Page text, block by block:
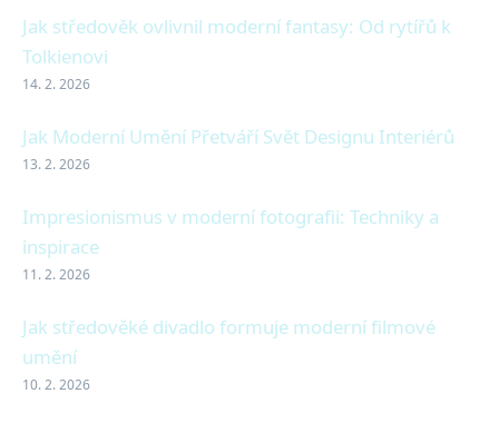
Jak středověk ovlivnil moderní fantasy: Od rytířů k
Tolkienovi
14. 2. 2026
Jak Moderní Umění Přetváří Svět Designu Interiérů
13. 2. 2026
Impresionismus v moderní fotografii: Techniky a
inspirace
11. 2. 2026
Jak středověké divadlo formuje moderní filmové
umění
10. 2. 2026